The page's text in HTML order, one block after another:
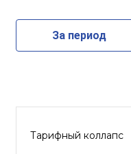
За период
Тарифный коллапс